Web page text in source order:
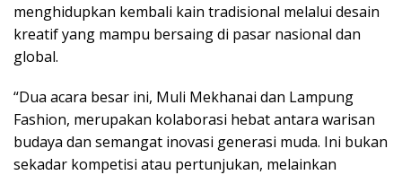
menghidupkan kembali kain tradisional melalui desain
kreatif yang mampu bersaing di pasar nasional dan
global.
“Dua acara besar ini, Muli Mekhanai dan Lampung
Fashion, merupakan kolaborasi hebat antara warisan
budaya dan semangat inovasi generasi muda. Ini bukan
sekadar kompetisi atau pertunjukan, melainkan